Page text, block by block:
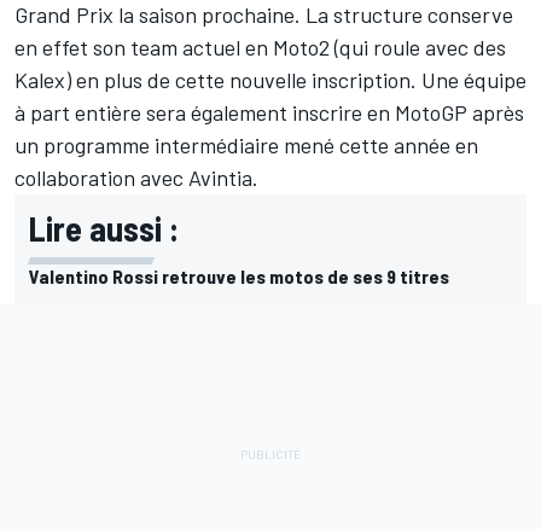
Grand Prix la saison prochaine. La structure conserve
en effet son team actuel en Moto2 (qui roule avec des
Kalex) en plus de cette nouvelle inscription. Une équipe
à part entière sera également inscrire en MotoGP après
un programme intermédiaire mené cette année en
collaboration avec Avintia.
Lire aussi :
Valentino Rossi retrouve les motos de ses 9 titres